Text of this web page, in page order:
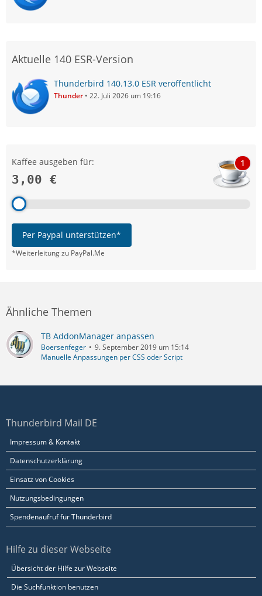
Aktuelle 140 ESR-Version
Thunderbird 140.13.0 ESR veröffentlicht
Thunder 22. Juli 2026 um 19:16
Kaffee ausgeben für:
3,00 €
1
Per Paypal unterstützen*
*Weiterleitung zu PayPal.Me
Ähnliche Themen
TB AddonManager anpassen
Boersenfeger
9. September 2019 um 15:14
Manuelle Anpassungen per CSS oder Script
Thunderbird Mail DE
Impressum & Kontakt
Datenschutzerklärung
Einsatz von Cookies
Nutzungsbedingungen
Spendenaufruf für Thunderbird
Hilfe zu dieser Webseite
Übersicht der Hilfe zur Webseite
Die Suchfunktion benutzen